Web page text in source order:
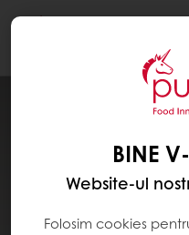
BINE
Website-ul
Folosim cookies